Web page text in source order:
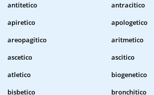
antitetico
antracitico
apiretico
apologetico
areopagitico
aritmetico
ascetico
ascitico
atletico
biogenetico
bisbetico
bronchitico